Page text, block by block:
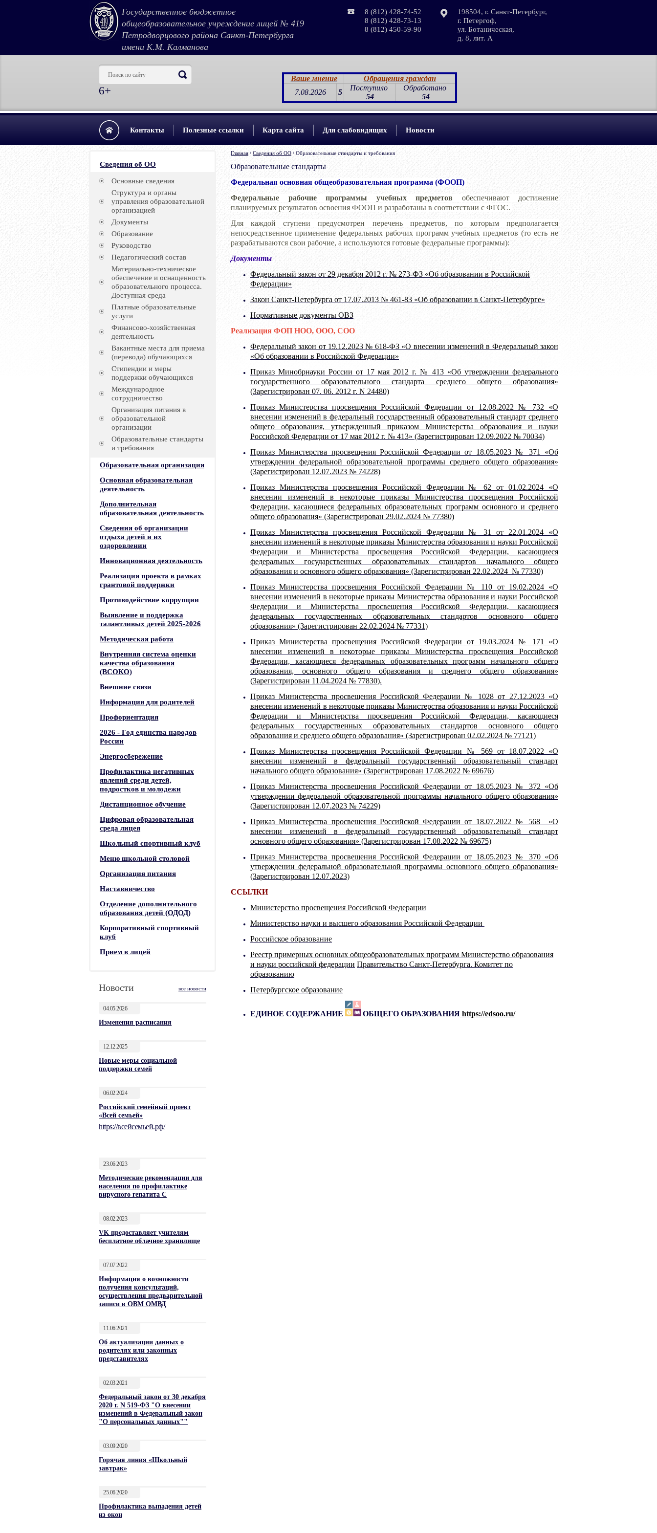
Государственное бюджетное
общеобразовательное учреждение лицей № 419
Петродворцового района Санкт-Петербурга
имени К.М. Калманова
198504, г. Санкт-Петербург,
г. Петергоф,
ул. Ботаническая,
д. 8, лит. А
8 (812) 428-74-52
8 (812) 428-73-13
8 (812) 450-59-90
6+
Ваше мнение
Обращения граждан
7.08.2026
5
Поступило
54
Обработано
54
Контакты Полезные ссылки Карта сайта Для слабовидящих Новости
Главная \ Сведения об ОО \ Образовательные стандарты и требования
Образовательные стандарты
Федеральная основная общеобразовательная программа (ФООП)
Федеральные рабочие программы учебных предметов обеспечивают достижение
планируемых результатов освоения ФООП и разработаны в соответствии с ФГОС.
Для каждой ступени предусмотрен перечень предметов, по которым предполагается
непосредственное применение федеральных рабочих программ учебных предметов (то есть не
разрабатываются свои рабочие, а используются готовые федеральные программы):
Документы
Федеральный закон от 29 декабря 2012 г. № 273-ФЗ «Об образовании в Российской
Федерации»
Закон Санкт-Петербурга от 17.07.2013 № 461-83 «Об образовании в Санкт-Петербурге»
Нормативные документы ОВЗ
Реализация ФОП НОО, ООО, СОО
Федеральный закон от 19.12.2023 № 618-ФЗ «О внесении изменений в Федеральный закон
«Об образовании в Российской Федерации»
Приказ Минобрнауки России от 17 мая 2012 г. № 413 «Об утверждении федерального
государственного образовательного стандарта среднего общего образования»
(Зарегистрирован 07. 06. 2012 г. N 24480)
Приказ Министерства просвещения Российской Федерации от 12.08.2022 № 732 «О
внесении изменений в федеральный государственный образовательный стандарт среднего
общего образования, утвержденный приказом Министерства образования и науки
Российской Федерации от 17 мая 2012 г. № 413» (Зарегистрирован 12.09.2022 № 70034)
Приказ Министерства просвещения Российской Федерации от 18.05.2023 № 371 «Об
утверждении федеральной образовательной программы среднего общего образования»
(Зарегистрирован 12.07.2023 № 74228)
Приказ Министерства просвещения Российской Федерации № 62 от 01.02.2024 «О
внесении изменений в некоторые приказы Министерства просвещения Российской
Федерации, касающиеся федеральных образовательных программ основного и среднего
общего образования» (Зарегистрирован 29.02.2024 № 77380)
Приказ Министерства просвещения Российской Федерации № 31 от 22.01.2024 «О
внесении изменений в некоторые приказы Министерства образования и науки Российской
Федерации и Министерства просвещения Российской Федерации, касающиеся
федеральных государственных образовательных стандартов начального общего
образования и основного общего образования» (Зарегистрирован 22.02.2024 № 77330)
Приказ Министерства просвещения Российской Федерации № 110 от 19.02.2024 «О
внесении изменений в некоторые приказы Министерства образования и науки Российской
Федерации и Министерства просвещения Российской Федерации, касающиеся
федеральных государственных образовательных стандартов основного общего
образования» (Зарегистрирован 22.02.2024 № 77331)
Приказ Министерства просвещения Российской Федерации от 19.03.2024 № 171 «О
внесении изменений в некоторые приказы Министерства просвещения Российской
Федерации, касающиеся федеральных образовательных программ начального общего
образования, основного общего образования и среднего общего образования»
(Зарегистрирован 11.04.2024 № 77830).
Приказ Министерства просвещения Российской Федерации № 1028 от 27.12.2023 «О
внесении изменений в некоторые приказы Министерства образования и науки Российской
Федерации и Министерства просвещения Российской Федерации, касающиеся
федеральных государственных образовательных стандартов основного общего
образования и среднего общего образования» (Зарегистрирован 02.02.2024 № 77121)
Приказ Министерства просвещения Российской Федерации № 569 от 18.07.2022 «О
внесении изменений в федеральный государственный образовательный стандарт
начального общего образования» (Зарегистрирован 17.08.2022 № 69676)
Приказ Министерства просвещения Российской Федерации от 18.05.2023 № 372 «Об
утверждении федеральной образовательной программы начального общего образования»
(Зарегистрирован 12.07.2023 № 74229)
Приказ Министерства просвещения Российской Федерации от 18.07.2022 № 568 «О
внесении изменений в федеральный государственный образовательный стандарт
основного общего образования» (Зарегистрирован 17.08.2022 № 69675)
Приказ Министерства просвещения Российской Федерации от 18.05.2023 № 370 «Об
утверждении федеральной образовательной программы основного общего образования»
(Зарегистрирован 12.07.2023)
ССЫЛКИ
Министерство просвещения Российской Федерации
Министерство науки и высшего образования Российской Федерации
Российское образование
Реестр примерных основных общеобразовательных программ Министерство образования
и науки российской федерации Правительство Санкт-Петербурга. Комитет по
образованию
Петербургское образование
ЕДИНОЕ СОДЕРЖАНИЕ ОБЩЕГО ОБРАЗОВАНИЯ https://edsoo.ru/
Сведения об ОО
Основные сведения
Структура и органы
управления образовательной
организацией
Документы
Образование
Руководство
Педагогический состав
Материально-техническое
обеспечение и оснащенность
образовательного процесса.
Доступная среда
Платные образовательные
услуги
Финансово-хозяйственная
деятельность
Вакантные места для приема
(перевода) обучающихся
Стипендии и меры
поддержки обучающихся
Международное
сотрудничество
Организация питания в
образовательной
организации
Образовательные стандарты
и требования
Образовательная организация
Основная образовательная
деятельность
Дополнительная
образовательная деятельность
Сведения об организации
отдыха детей и их
оздоровлении
Инновационная деятельность
Реализация проекта в рамках
грантовой поддержки
Противодействие коррупции
Выявление и поддержка
талантливых детей 2025-2026
Методическая работа
Внутренняя система оценки
качества образования
(ВСОКО)
Внешние связи
Информация для родителей
Профориентация
2026 - Год единства народов
России
Энергосбережение
Профилактика негативных
явлений среди детей,
подростков и молодежи
Дистанционное обучение
Цифровая образовательная
среда лицея
Школьный спортивный клуб
Меню школьной столовой
Организация питания
Наставничество
Отделение дополнительного
образования детей (ОДОД)
Корпоративный спортивный
клуб
Прием в лицей
Новости все новости
04.05.2026
Изменения расписания
12.12.2025
Новые меры социальной
поддержки семей
06.02.2024
Российский семейный проект
«Всей семьей»
https://всейсемьей.рф/
23.06.2023
Методические рекомендации для
населения по профилактике
вирусного гепатита С
08.02.2023
VK предоставляет учителям
бесплатное облачное хранилище
07.07.2022
Информация о возможности
получения консультаций,
осуществления предварительной
записи в ОВМ ОМВД
11.06.2021
Об актуализации данных о
родителях или законных
представителях
02.03.2021
Федеральный закон от 30 декабря
2020 г. N 519-ФЗ "О внесении
изменений в Федеральный закон
"О персональных данных""
03.09.2020
Горячая линия «Школьный
завтрак»
25.06.2020
Профилактика выпадения детей
из окон